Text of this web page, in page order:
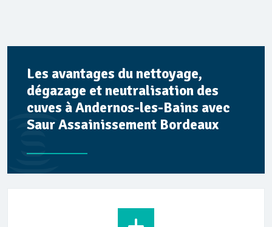
Les avantages du nettoyage,
dégazage et neutralisation des
cuves à Andernos-les-Bains avec
Saur Assainissement Bordeaux